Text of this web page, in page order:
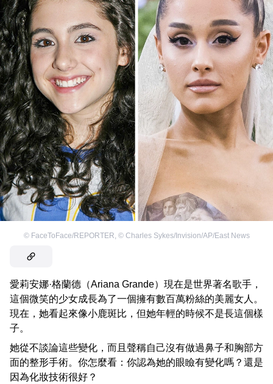
© FaceToFace/REPORTER, © Charles Sykes/Invision/AP/East News
愛莉安娜·格蘭德（Ariana Grande）現在是世界著名歌手，
這個微笑的少女成長為了一個擁有數百萬粉絲的美麗女人。
現在，她看起來像小鹿斑比，但她年輕的時候不是長這個樣
子。
她從不談論這些變化，而且聲稱自己沒有做過鼻子和胸部方
面的整形手術。你怎麼看：你認為她的眼瞼有變化嗎？還是
因為化妝技術很好？